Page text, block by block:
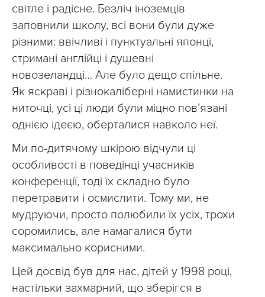
світле і радісне. Безліч іноземців
заповнили школу, всі вони були дуже
різними: ввічливі і пунктуальні японці,
стримані англійці і душевні
новозеландці… Але було дещо спільне.
Як яскраві і різнокаліберні намистинки на
ниточці, усі ці люди були міцно пов’язані
однією ідеєю, оберталися навколо неї.
Ми по-дитячому шкірою відчули ці
особливості в поведінці учасників
конференції, тоді їх складно було
перетравити і осмислити. Тому ми, не
мудруючи, просто полюбили їх усіх, трохи
соромились, але намагалися бути
максимально корисними.
Цей досвід був для нас, дітей у 1998 році,
настільки захмарний, що зберігся в